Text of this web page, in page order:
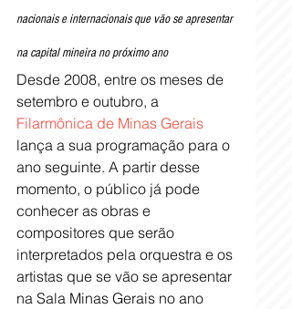
nacionais e internacionais que vão se apresentar
na capital mineira no próximo ano
Desde 2008, entre os meses de
setembro e outubro, a
Filarmônica de Minas Gerais
lança a sua programação para o
ano seguinte. A partir desse
momento, o público já pode
conhecer as obras e
compositores que serão
interpretados pela orquestra e os
artistas que se vão se apresentar
na Sala Minas Gerais no ano